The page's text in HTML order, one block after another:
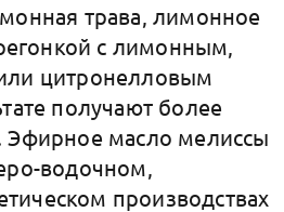
трава, лимонное
с лимонным,
цитронелловым
получают более
Эфирное масло мелиссы
водочном,
производствах